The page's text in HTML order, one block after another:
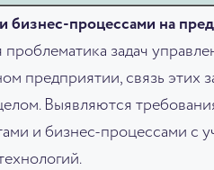
бизнес-процессами на
задач
предприятии, связь этих
Выявляются
и бизнес-процессами с